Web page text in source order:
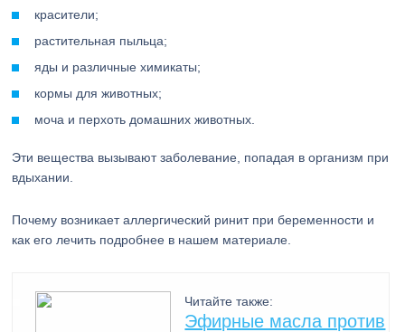
красители;
растительная пыльца;
яды и различные химикаты;
кормы для животных;
моча и перхоть домашних животных.
Эти вещества вызывают заболевание, попадая в организм при
вдыхании.
Почему возникает аллергический ринит при беременности и
как его лечить подробнее в нашем материале.
Читайте также:
Эфирные масла против